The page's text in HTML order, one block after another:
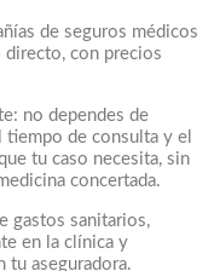
de seguros médicos
directo, con precios
no dependes de
de consulta y el
tu caso necesita, sin
concertada.
gastos sanitarios,
en la clínica y
tu aseguradora.